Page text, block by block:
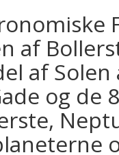
af
af
og de